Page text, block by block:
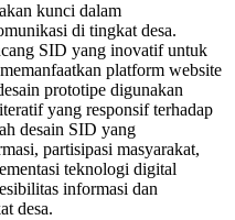
kunci dalam
di tingkat desa.
SID yang inovatif untuk
platform website
prototipe digunakan
yang responsif terhadap
desain SID yang
partisipasi masyarakat,
teknologi digital
informasi dan
desa.